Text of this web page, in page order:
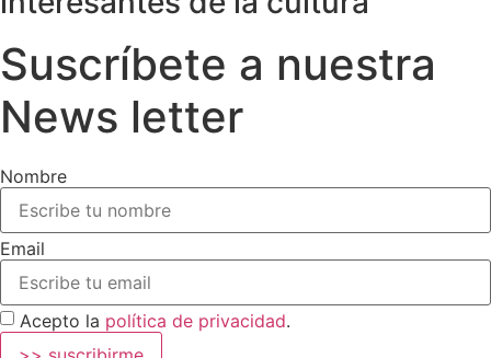
Suscríbete a nuestra
News letter
Nombre
Email
Acepto la política de privacidad.